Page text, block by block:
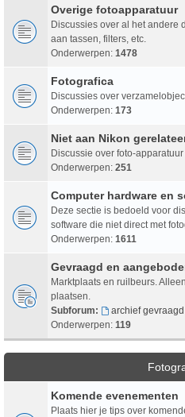
Overige fotoapparatuur
Discussies over al het andere
aan tassen, filters, etc.
Onderwerpen: 1478
Fotografica
Discussies over
Onderwerpen: 173
Niet aan Nikon
Discussie over foto-
Onderwerpen: 251
Computer hardware en
Deze sectie is bedoeld voor
software die niet direct met
Onderwerpen: 1611
Gevraagd en
Marktplaats en ruilbeurs.
plaatsen.
Subforum:
archief
Onderwerpen: 119
Komende evenementen
Plaats hier je tips over